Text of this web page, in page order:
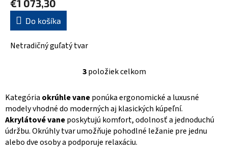
€1 073,30
Do košíka
Netradičný guľatý tvar
O
l
á
d
a
c
i
3položiek celkom
Kategória okrúhle vaneponúka ergonomické a luxusné
modely vhodné do moderných aj klasických kúpeľní.
Akrylátové vaneposkytujú komfort, odolnosť a jednoduchú
údržbu. Okrúhly tvar umožňuje pohodlné ležanie pre jednu
alebo dve osoby a podporuje relaxáciu.